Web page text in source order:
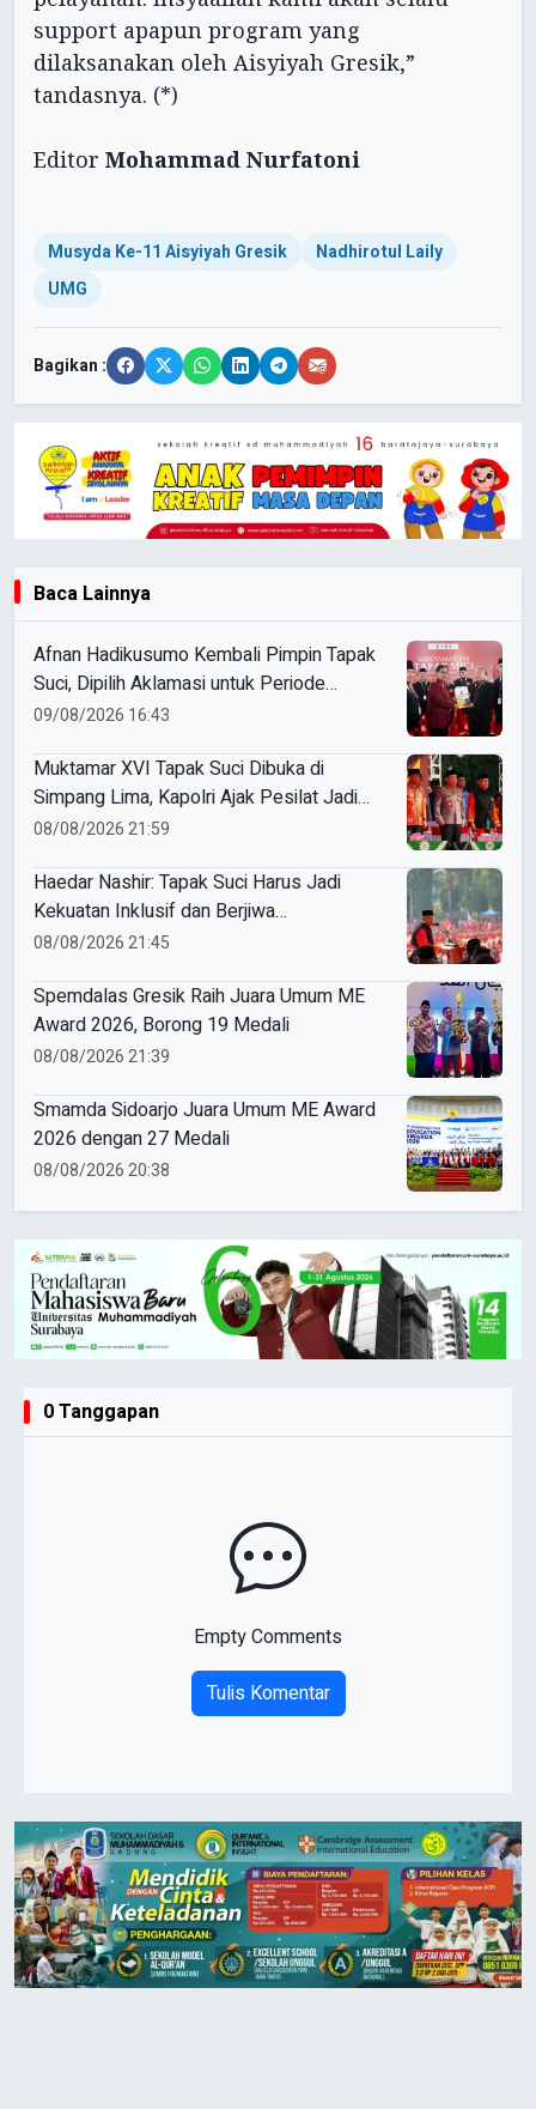
support apapun program yang
dilaksanakan oleh Aisyiyah Gresik,”
tandasnya. (*)
Editor Mohammad Nurfatoni
Musyda Ke-11 Aisyiyah Gresik
Nadhirotul Laily
UMG
Bagikan :
Baca Lainnya
Afnan Hadikusumo Kembali Pimpin Tapak
Suci, Dipilih Aklamasi untuk Periode
2026–2031
09/08/2026 16:43
Muktamar XVI Tapak Suci Dibuka di
Simpang Lima, Kapolri Ajak Pesilat Jadi
Cooling System
08/08/2026 21:59
Haedar Nashir: Tapak Suci Harus Jadi
Kekuatan Inklusif dan Berjiwa
Kenegarawanan
08/08/2026 21:45
Spemdalas Gresik Raih Juara Umum ME
Award 2026, Borong 19 Medali
08/08/2026 21:39
Smamda Sidoarjo Juara Umum ME Award
2026 dengan 27 Medali
08/08/2026 20:38
0 Tanggapan
Empty Comments
Tulis Komentar